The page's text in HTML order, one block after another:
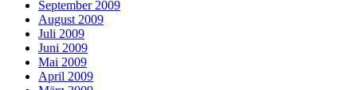
September 2009
August 2009
Juli 2009
Juni 2009
Mai 2009
April 2009